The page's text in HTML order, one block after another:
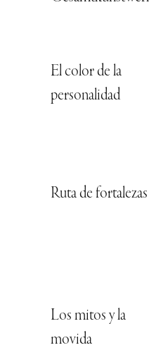
El color de la
personalidad
Ruta de fortalezas
Los mitos y la
movida